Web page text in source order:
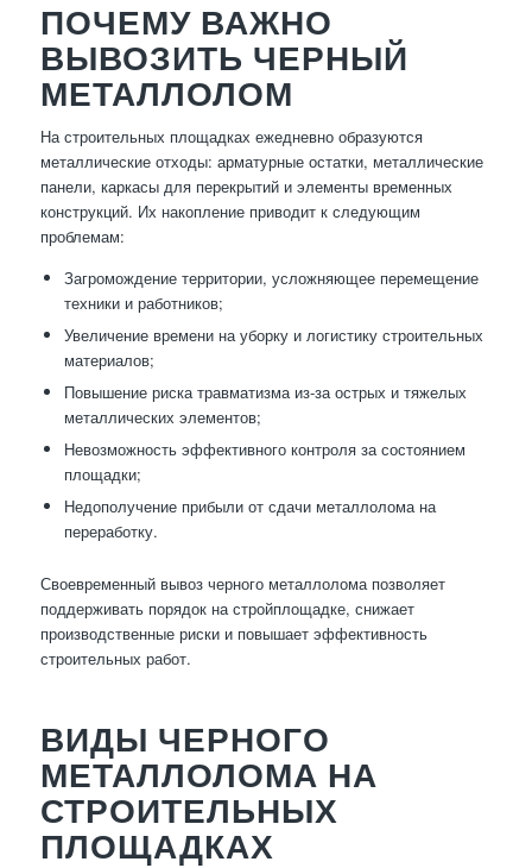
ПОЧЕМУ ВАЖНО
ВЫВОЗИТЬ ЧЕРНЫЙ
МЕТАЛЛОЛОМ
На строительных площадках ежедневно образуются
металлические отходы: арматурные остатки, металлические
панели, каркасы для перекрытий и элементы временных
конструкций. Их накопление приводит к следующим
проблемам:
Загромождение территории, усложняющее перемещение
техники и работников;
Увеличение времени на уборку и логистику строительных
материалов;
Повышение риска травматизма из-за острых и тяжелых
металлических элементов;
Невозможность эффективного контроля за состоянием
площадки;
Недополучение прибыли от сдачи металлолома на
переработку.
Своевременный вывоз черного металлолома позволяет
поддерживать порядок на стройплощадке, снижает
производственные риски и повышает эффективность
строительных работ.
ВИДЫ ЧЕРНОГО
МЕТАЛЛОЛОМА НА
СТРОИТЕЛЬНЫХ
ПЛОЩАДКАХ